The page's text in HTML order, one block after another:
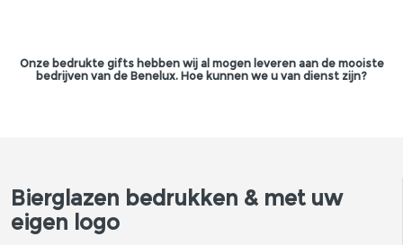
Onze bedrukte gifts hebben wij al mogen leveren aan de mooiste
bedrijven van de Benelux. Hoe kunnen we u van dienst zijn?
Bierglazen bedrukken & met uw
eigen logo